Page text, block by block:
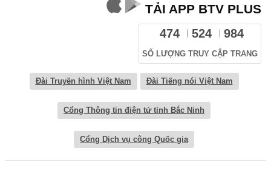
TẢI APP BTV PLUS
474 524 984
SỐ LƯỢNG TRUY CẬP TRANG
Đài Truyền hình Việt Nam Đài Tiếng nói Việt Nam
Cổng Thông tin điện tử tỉnh Bắc Ninh
Cổng Dịch vụ công Quốc gia